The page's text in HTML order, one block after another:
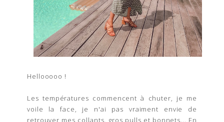
Hellooooo !
Les températures commencent à chuter, je me
voile la face, je n'ai pas vraiment envie de
retrouver mes collants, gros pulls et bonnets... En